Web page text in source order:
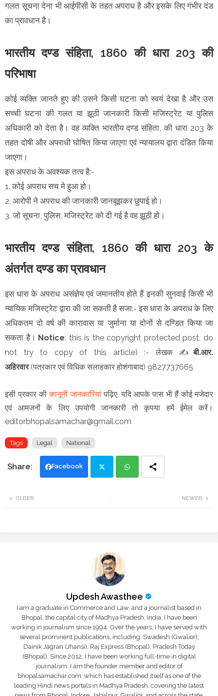
गलत सूचना देना भी आईपीसी के तहत अपराध है और इसके लिए गंभीर दंड
का प्रावधान है।
भारतीय दण्ड संहिता, 1860 की धारा 203 की
परिभाषा
कोई व्यक्ति जानते हुए की उसने किसी घटना को स्वयं देखा है और उस
सच्ची घटना की गलत या झूठी जानकारी किसी मजिस्ट्रेट या पुलिस
अधिकारी को देता है। वह व्यक्ति भारतीय दण्ड संहिता, की धारा 203 के
तहत दोषी और अपराधी घोषित किया जाएगा एवं न्यायालय द्वारा दंडित किया
जाएगा।
इस अपराध के अवश्यक तत्व है:-
1. कोई अपराध सच मे हुआ हो।
2. आरोपी ने अपराध की जानकारी जानबूझकर छुपाई हो।
3. जो सूचना, पुलिस, मजिस्ट्रेट को दी गई है वह झूठी हो।
भारतीय दण्ड संहिता, 1860 की धारा 203 के
अंतर्गत दण्ड का प्रावधान
इस धारा के अपराध असंज्ञेय एवं जमानतीय होते हैं इनकी सुनवाई किसी भी
न्यायिक मजिस्ट्रेट द्वारा की जा सकती है सजा:- इस धारा के अपराध के लिए
अधिकतम दो वर्ष की कारावास या जुर्माना या दोनों से दण्डित किया जा
सकता है। Notice: this is the copyright protected post. do
not try to copy of this article):- लेखक ✍️बी.आर.
अहिरवार (पत्रकार एवं विधिक सलाहकार होशंगाबाद) 9827737665
इसी प्रकार कीकानूनी जानकारियांपढ़िए, यदि आपके पास भी हैं कोई मजेदार
एवं आमजनों के लिए उपयोगी जानकारी तो कृपया हमें ईमेल करें।
editorbhopalsamachar@gmail.com
Tags Legal National
Facebook
NEWER
OLDER
Updesh Awasthee
I am a graduate in Commerce and Law, and a journalist based in
Bhopal, the capital city of Madhya Pradesh, India. I have been
working in journalism since 1994. Over the years, I have served with
several prominent publications, including: Swadesh (Gwalior),
Dainik Jagran (Jhansi), Raj Express (Bhopal), Pradesh Today
(Bhopal); Since 2012, I have been working full-time in digital
journalism. I am the founder member and editor of
bhopalsamachar.com, which has established itself as one of the
leading Hindi news portals in Madhya Pradesh, covering the latest